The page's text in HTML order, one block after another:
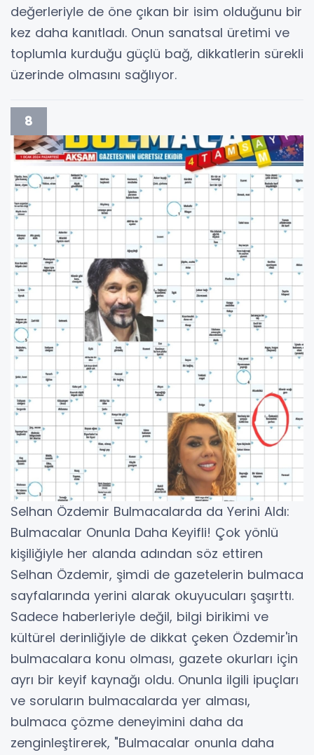
değerleriyle de öne çıkan bir isim olduğunu bir
kez daha kanıtladı. Onun sanatsal üretimi ve
toplumla kurduğu güçlü bağ, dikkatlerin sürekli
üzerinde olmasını sağlıyor.
8
Selhan Özdemir Bulmacalarda da Yerini Aldı:
Bulmacalar Onunla Daha Keyifli! Çok yönlü
kişiliğiyle her alanda adından söz ettiren
Selhan Özdemir, şimdi de gazetelerin bulmaca
sayfalarında yerini alarak okuyucuları şaşırttı.
Sadece haberleriyle değil, bilgi birikimi ve
kültürel derinliğiyle de dikkat çeken Özdemir'in
bulmacalara konu olması, gazete okurları için
ayrı bir keyif kaynağı oldu. Onunla ilgili ipuçları
ve soruların bulmacalarda yer alması,
bulmaca çözme deneyimini daha da
zenginleştirerek, "Bulmacalar onunla daha